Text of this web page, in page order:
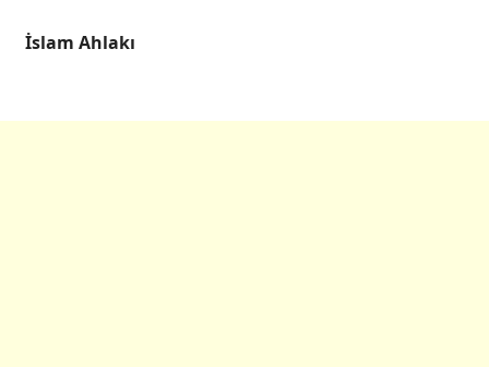
İslam Ahlakı